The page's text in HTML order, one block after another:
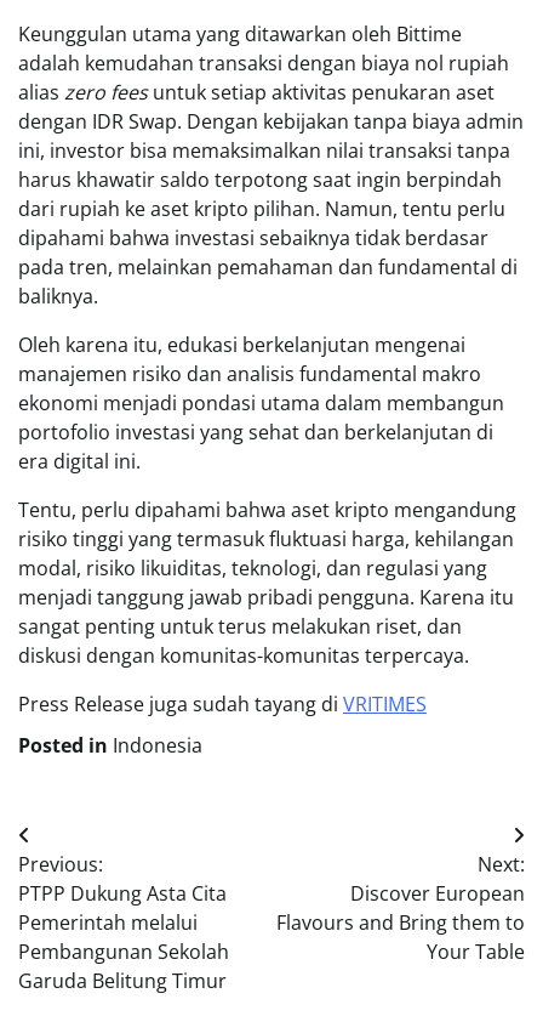
Keunggulan utama yang ditawarkan oleh Bittime
adalah kemudahan transaksi dengan biaya nol rupiah
alias zero feesuntuk setiap aktivitas penukaran aset
dengan IDR Swap. Dengan kebijakan tanpa biaya admin
ini, investor bisa memaksimalkan nilai transaksi tanpa
harus khawatir saldo terpotong saat ingin berpindah
dari rupiah ke aset kripto pilihan. Namun, tentu perlu
dipahami bahwa investasi sebaiknya tidak berdasar
pada tren, melainkan pemahaman dan fundamental di
baliknya.
Oleh karena itu, edukasi berkelanjutan mengenai
manajemen risiko dan analisis fundamental makro
ekonomi menjadi pondasi utama dalam membangun
portofolio investasi yang sehat dan berkelanjutan di
era digital ini.
Tentu, perlu dipahami bahwa aset kripto mengandung
risiko tinggi yang termasuk fluktuasi harga, kehilangan
modal, risiko likuiditas, teknologi, dan regulasi yang
menjadi tanggung jawab pribadi pengguna. Karena itu
sangat penting untuk terus melakukan riset, dan
diskusi dengan komunitas-komunitas terpercaya.
Press Release juga sudah tayang di VRITIMES
Posted in Indonesia
Post
navigation
Previous:
PTPP Dukung Asta Cita
Pemerintah melalui
Pembangunan Sekolah
Garuda Belitung Timur
Next:
Discover European
Flavours and Bring them to
Your Table